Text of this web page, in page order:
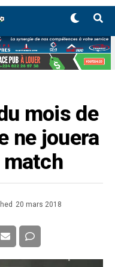
mois de
ne jouera
match
20 mars 2018